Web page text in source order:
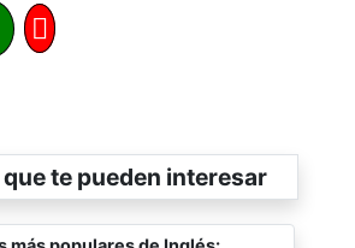
te pueden interesar